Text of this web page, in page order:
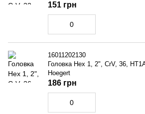
151 грн
16011202130
Головка Hex 1, 2", CrV, 36,
Hoegert
186 грн